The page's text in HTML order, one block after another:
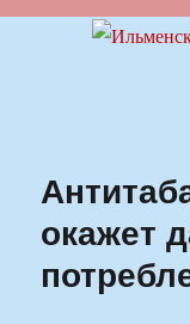
окажет